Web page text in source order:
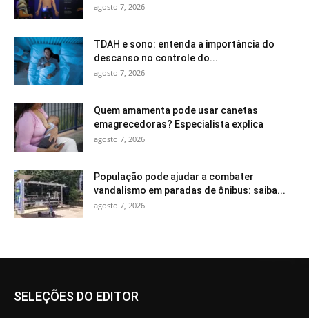
agosto 7, 2026
TDAH e sono: entenda a importância do
descanso no controle do...
agosto 7, 2026
Quem amamenta pode usar canetas
emagrecedoras? Especialista explica
agosto 7, 2026
População pode ajudar a combater
vandalismo em paradas de ônibus: saiba...
agosto 7, 2026
SELEÇÕES DO EDITOR